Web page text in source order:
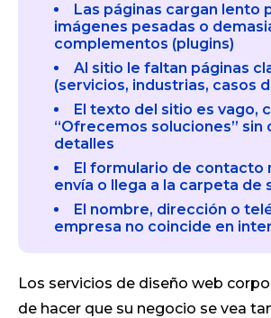
Las páginas cargan lento
imágenes pesadas o
complementos (plugins)
Al sitio le faltan páginas
(servicios, industrias, casos
El texto del sitio es vago,
“Ofrecemos soluciones” sin
detalles
El formulario de contacto
envía o llega a la carpeta de
El nombre, dirección o
empresa no coincide en
Los servicios de diseño web
de hacer que su negocio se vea